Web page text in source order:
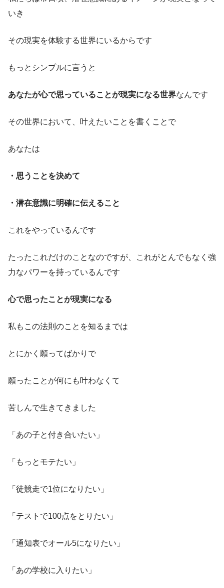
いき
その現実を体験する世界にいるからです
もっとシンプルに言うと
あなたが心で思っていることが現実になる世界なんです
その世界において、叶えたいことを書くことで
あなたは
・思うことを決めて
・潜在意識に明確に伝えること
これをやっているんです
たったこれだけのことなのですが、これがとんでもなく強
力なパワーを持っているんです
心で思ったことが現実になる
私もこの法則のことを知るまでは
とにかく願ってばかりで
願ったことが何にも叶わなくて
苦しんで生きてきました
「あの子と付き合いたい」
「もっとモテたい」
「徒競走で1位になりたい」
「テストで100点をとりたい」
「通知表でオール5になりたい」
「あの学校に入りたい」